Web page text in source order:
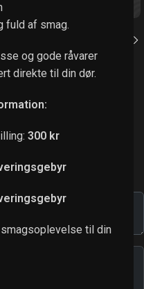
fuld af smag.
og gode råvarer
direkte til din dør.
300 kr
til din